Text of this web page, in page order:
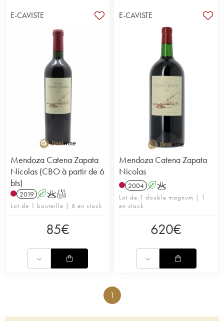
E-CAVISTE
Mendoza Catena Zapata
Nicolas (CBO à partir de 6
bts)
2019 AKT
Lot de 1 bouteille | 6 en stock
85€
E-CAVISTE
Mendoza Catena Zapata
Nicolas
2004 AK
Lot de 1 double magnum | 1
en stock
620€
1